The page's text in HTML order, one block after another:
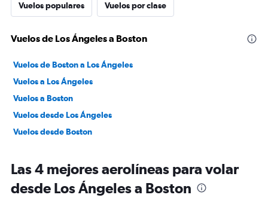
Vuelos populares Vuelos por clase
Vuelos de Los Ángeles a Boston
Vuelos de Boston a Los Ángeles
Vuelos a Los Ángeles
Vuelos a Boston
Vuelos desde Los Ángeles
Vuelos desde Boston
Las 4 mejores aerolíneas para volar
desde Los Ángeles a Boston